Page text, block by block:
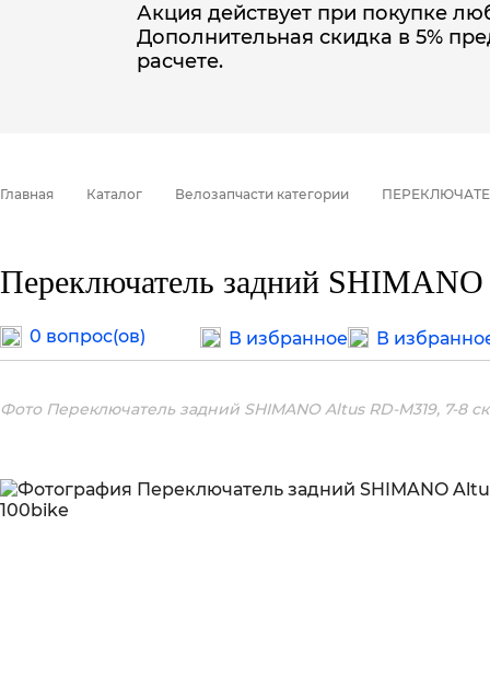
Акция действует при покупке
Дополнительная скидка в 5%
расчете.
Главная Каталог Велозапчасти категории
Переключатель задний
0 вопрос(ов) В избранное В
Фото Переключатель задний SHIMANO Altus RD-M319, 7-8